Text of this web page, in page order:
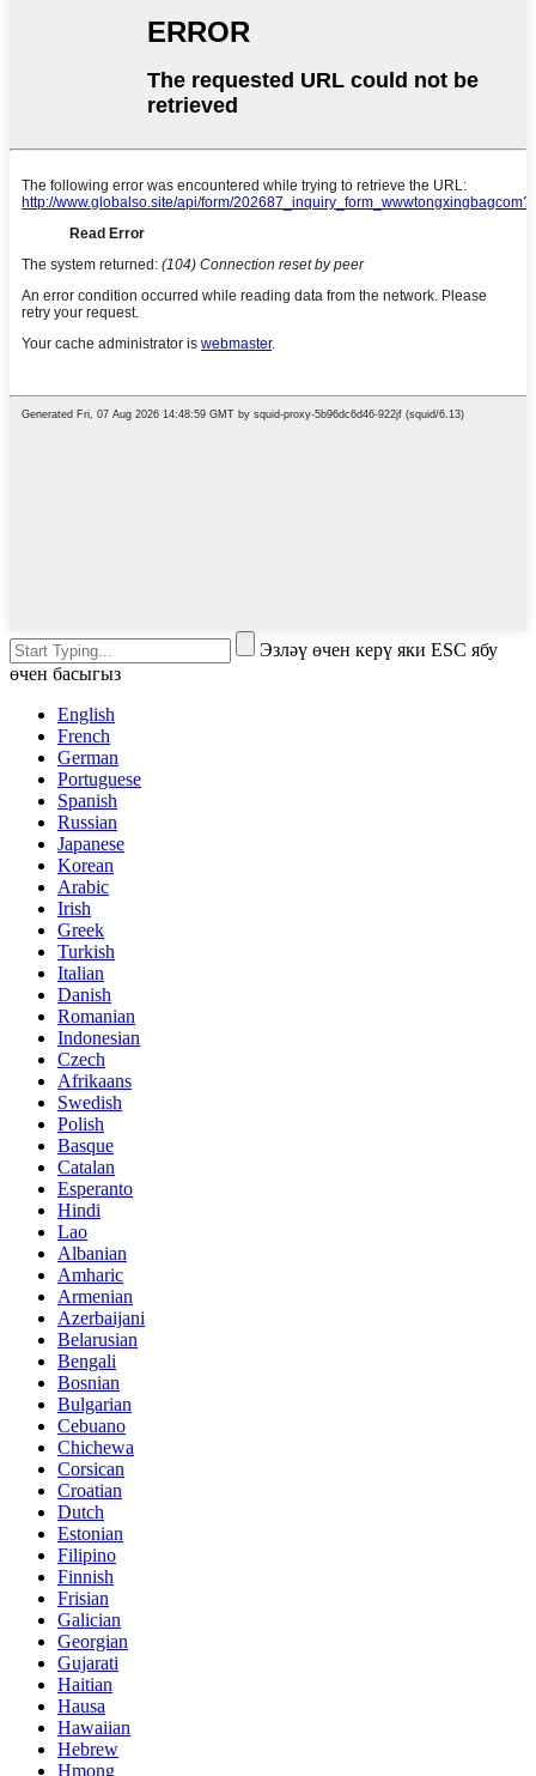
Эзләү өчен керү яки ESC ябу
өчен басыгыз
English
French
German
Portuguese
Spanish
Russian
Japanese
Korean
Arabic
Irish
Greek
Turkish
Italian
Danish
Romanian
Indonesian
Czech
Afrikaans
Swedish
Polish
Basque
Catalan
Esperanto
Hindi
Lao
Albanian
Amharic
Armenian
Azerbaijani
Belarusian
Bengali
Bosnian
Bulgarian
Cebuano
Chichewa
Corsican
Croatian
Dutch
Estonian
Filipino
Finnish
Frisian
Galician
Georgian
Gujarati
Haitian
Hausa
Hawaiian
Hebrew
Hmong